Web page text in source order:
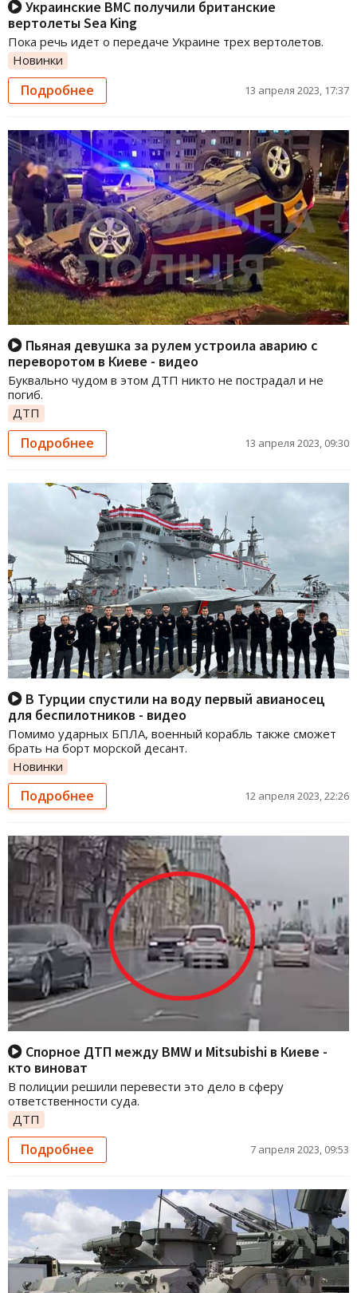
Украинские ВМС получили британские
вертолеты Sea King
Пока речь идет о передаче Украине трех вертолетов.
Новинки
Подробнее 13 апреля 2023, 17:37
Пьяная девушка за рулем устроила аварию с
переворотом в Киеве - видео
Буквально чудом в этом ДТП никто не пострадал и не
погиб.
ДТП
Подробнее 13 апреля 2023, 09:30
В Турции спустили на воду первый авианосец
для беспилотников - видео
Помимо ударных БПЛА, военный корабль также сможет
брать на борт морской десант.
Новинки
Подробнее 12 апреля 2023, 22:26
Спорное ДТП между BMW и Mitsubishi в Киеве -
кто виноват
В полиции решили перевести это дело в сферу
ответственности суда.
ДТП
Подробнее 7 апреля 2023, 09:53